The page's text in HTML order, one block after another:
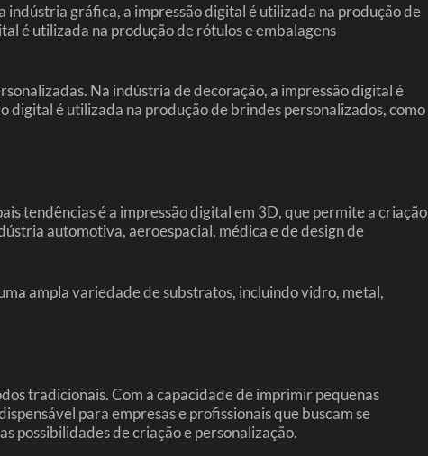
gráfica, a impressão digital é utilizada na produção de
é utilizada na produção de rótulos e embalagens
Na indústria de decoração, a impressão digital é
digital é utilizada na produção de brindes personalizados, como
tendências é a impressão digital em 3D, que permite a criação
automotiva, aeroespacial, médica e de design de
ampla variedade de substratos, incluindo vidro, metal,
tradicionais. Com a capacidade de imprimir pequenas
para empresas e profissionais que buscam se
possibilidades de criação e personalização.